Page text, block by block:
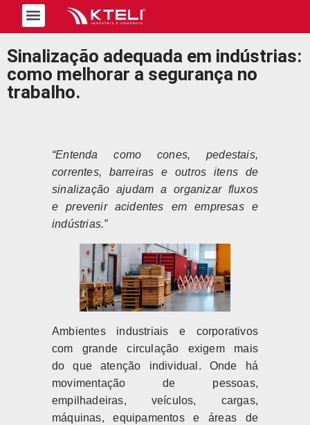
Sinalização adequada em indústrias:
como melhorar a segurança no
trabalho.
“Entenda como cones, pedestais,
correntes, barreiras e outros itens de
sinalização ajudam a organizar fluxos
e prevenir acidentes em empresas e
indústrias.”
Ambientes industriais e corporativos
com grande circulação exigem mais
do que atenção individual. Onde há
movimentação de pessoas,
empilhadeiras, veículos, cargas,
máquinas, equipamentos e áreas de